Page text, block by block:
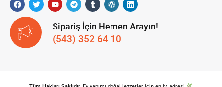
Sipariş İçin Hemen Arayın!
(543) 352 64 10